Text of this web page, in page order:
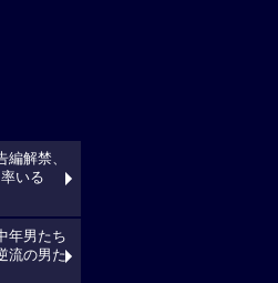
編解禁、
いる
年男たち
流の男た